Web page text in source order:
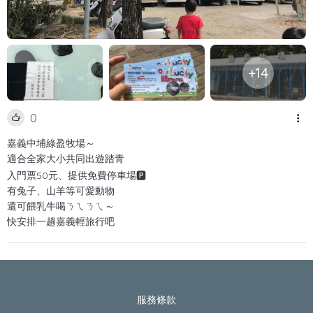
+14
0
嘉義中埔綠盈牧場～
適合全家大小共同出遊踏青
入門票50元、提供免費停車場🅿️
有兔子、山羊等可愛動物
還可餵乳牛喝ㄋㄟㄋㄟ～
快安排一趟嘉義輕旅行吧
服務條款